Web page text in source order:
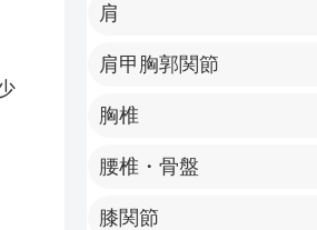
肩
肩甲胸郭関節
胸椎
腰椎・骨盤
膝関節